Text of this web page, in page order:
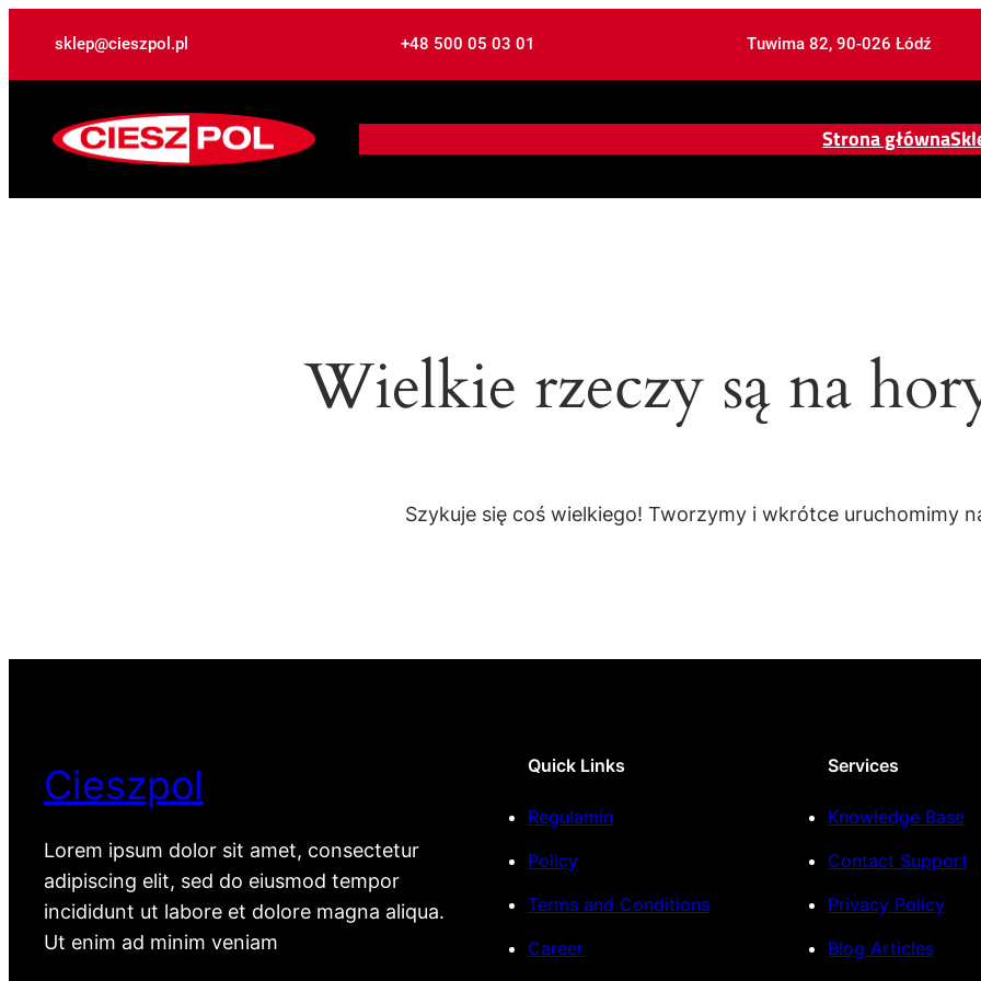
sklep@cieszpol.pl +48 500 05 03 01 Tuwima 82, 90-026 Łódź
Strona główna
Wielkie rzeczy są na
Szykuje się coś wielkiego! Tworzymy i wkrótce uruchomimy
Cieszpol
Lorem ipsum dolor sit amet, consectetur
adipiscing elit, sed do eiusmod tempor
incididunt ut labore et dolore magna aliqua.
Ut enim ad minim veniam
Quick Links
Regulamin
Policy
Terms and Conditions
Career
Services
Knowledge Base
Contact Support
Privacy Policy
Blog Articles